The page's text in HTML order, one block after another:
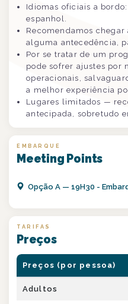
Idiomas oficiais a
espanhol.
Recomendamos
alguma antecedência,
Por se tratar de um
pode sofrer ajustes por
operacionais,
a melhor experiência
Lugares limitados —
antecipada, sobretudo
EMBARQUE
Meeting Points
OpçãoA —19H30 -
TARIFAS
Preços
Preços (por pessoa)
Adultos